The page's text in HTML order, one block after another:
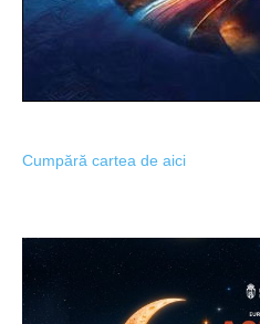
Cumpără cartea de aici